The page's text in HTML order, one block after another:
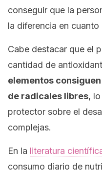
conseguir que la
la diferencia en cuanto
Cabe destacar que el
cantidad de
elementos
de radicales libres,
protector sobre el
complejas.
En la literatura
consumo diario de